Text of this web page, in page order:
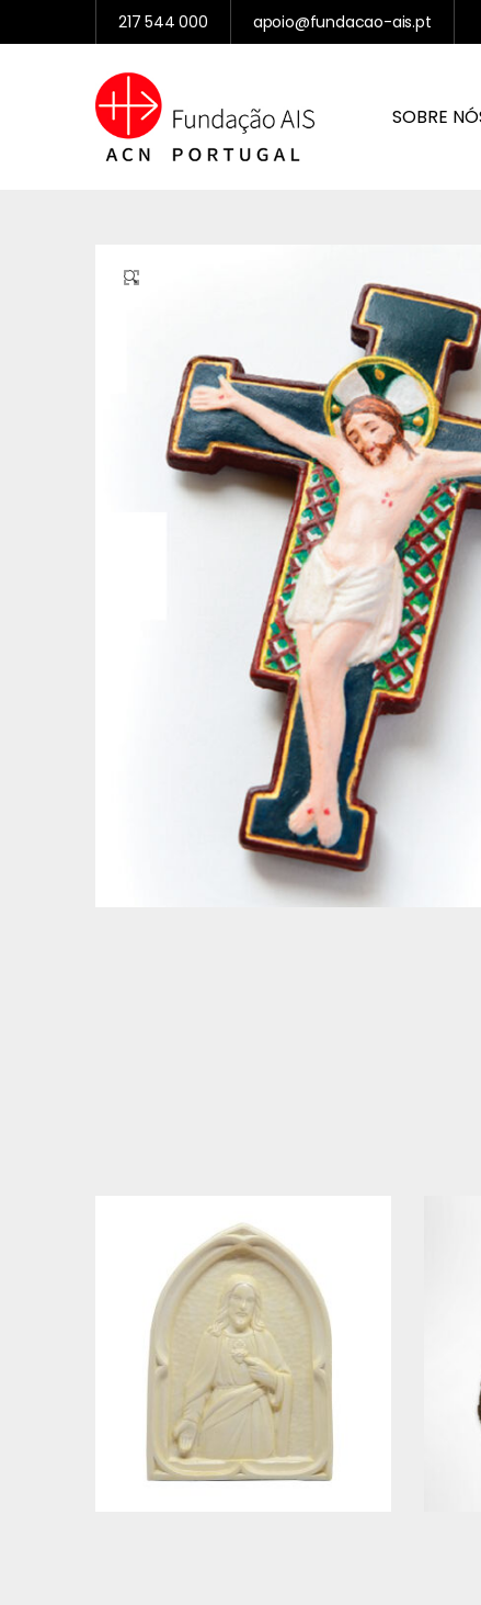
217 544 000 apoio@fundacao-ais.pt
SOBRE
🔍